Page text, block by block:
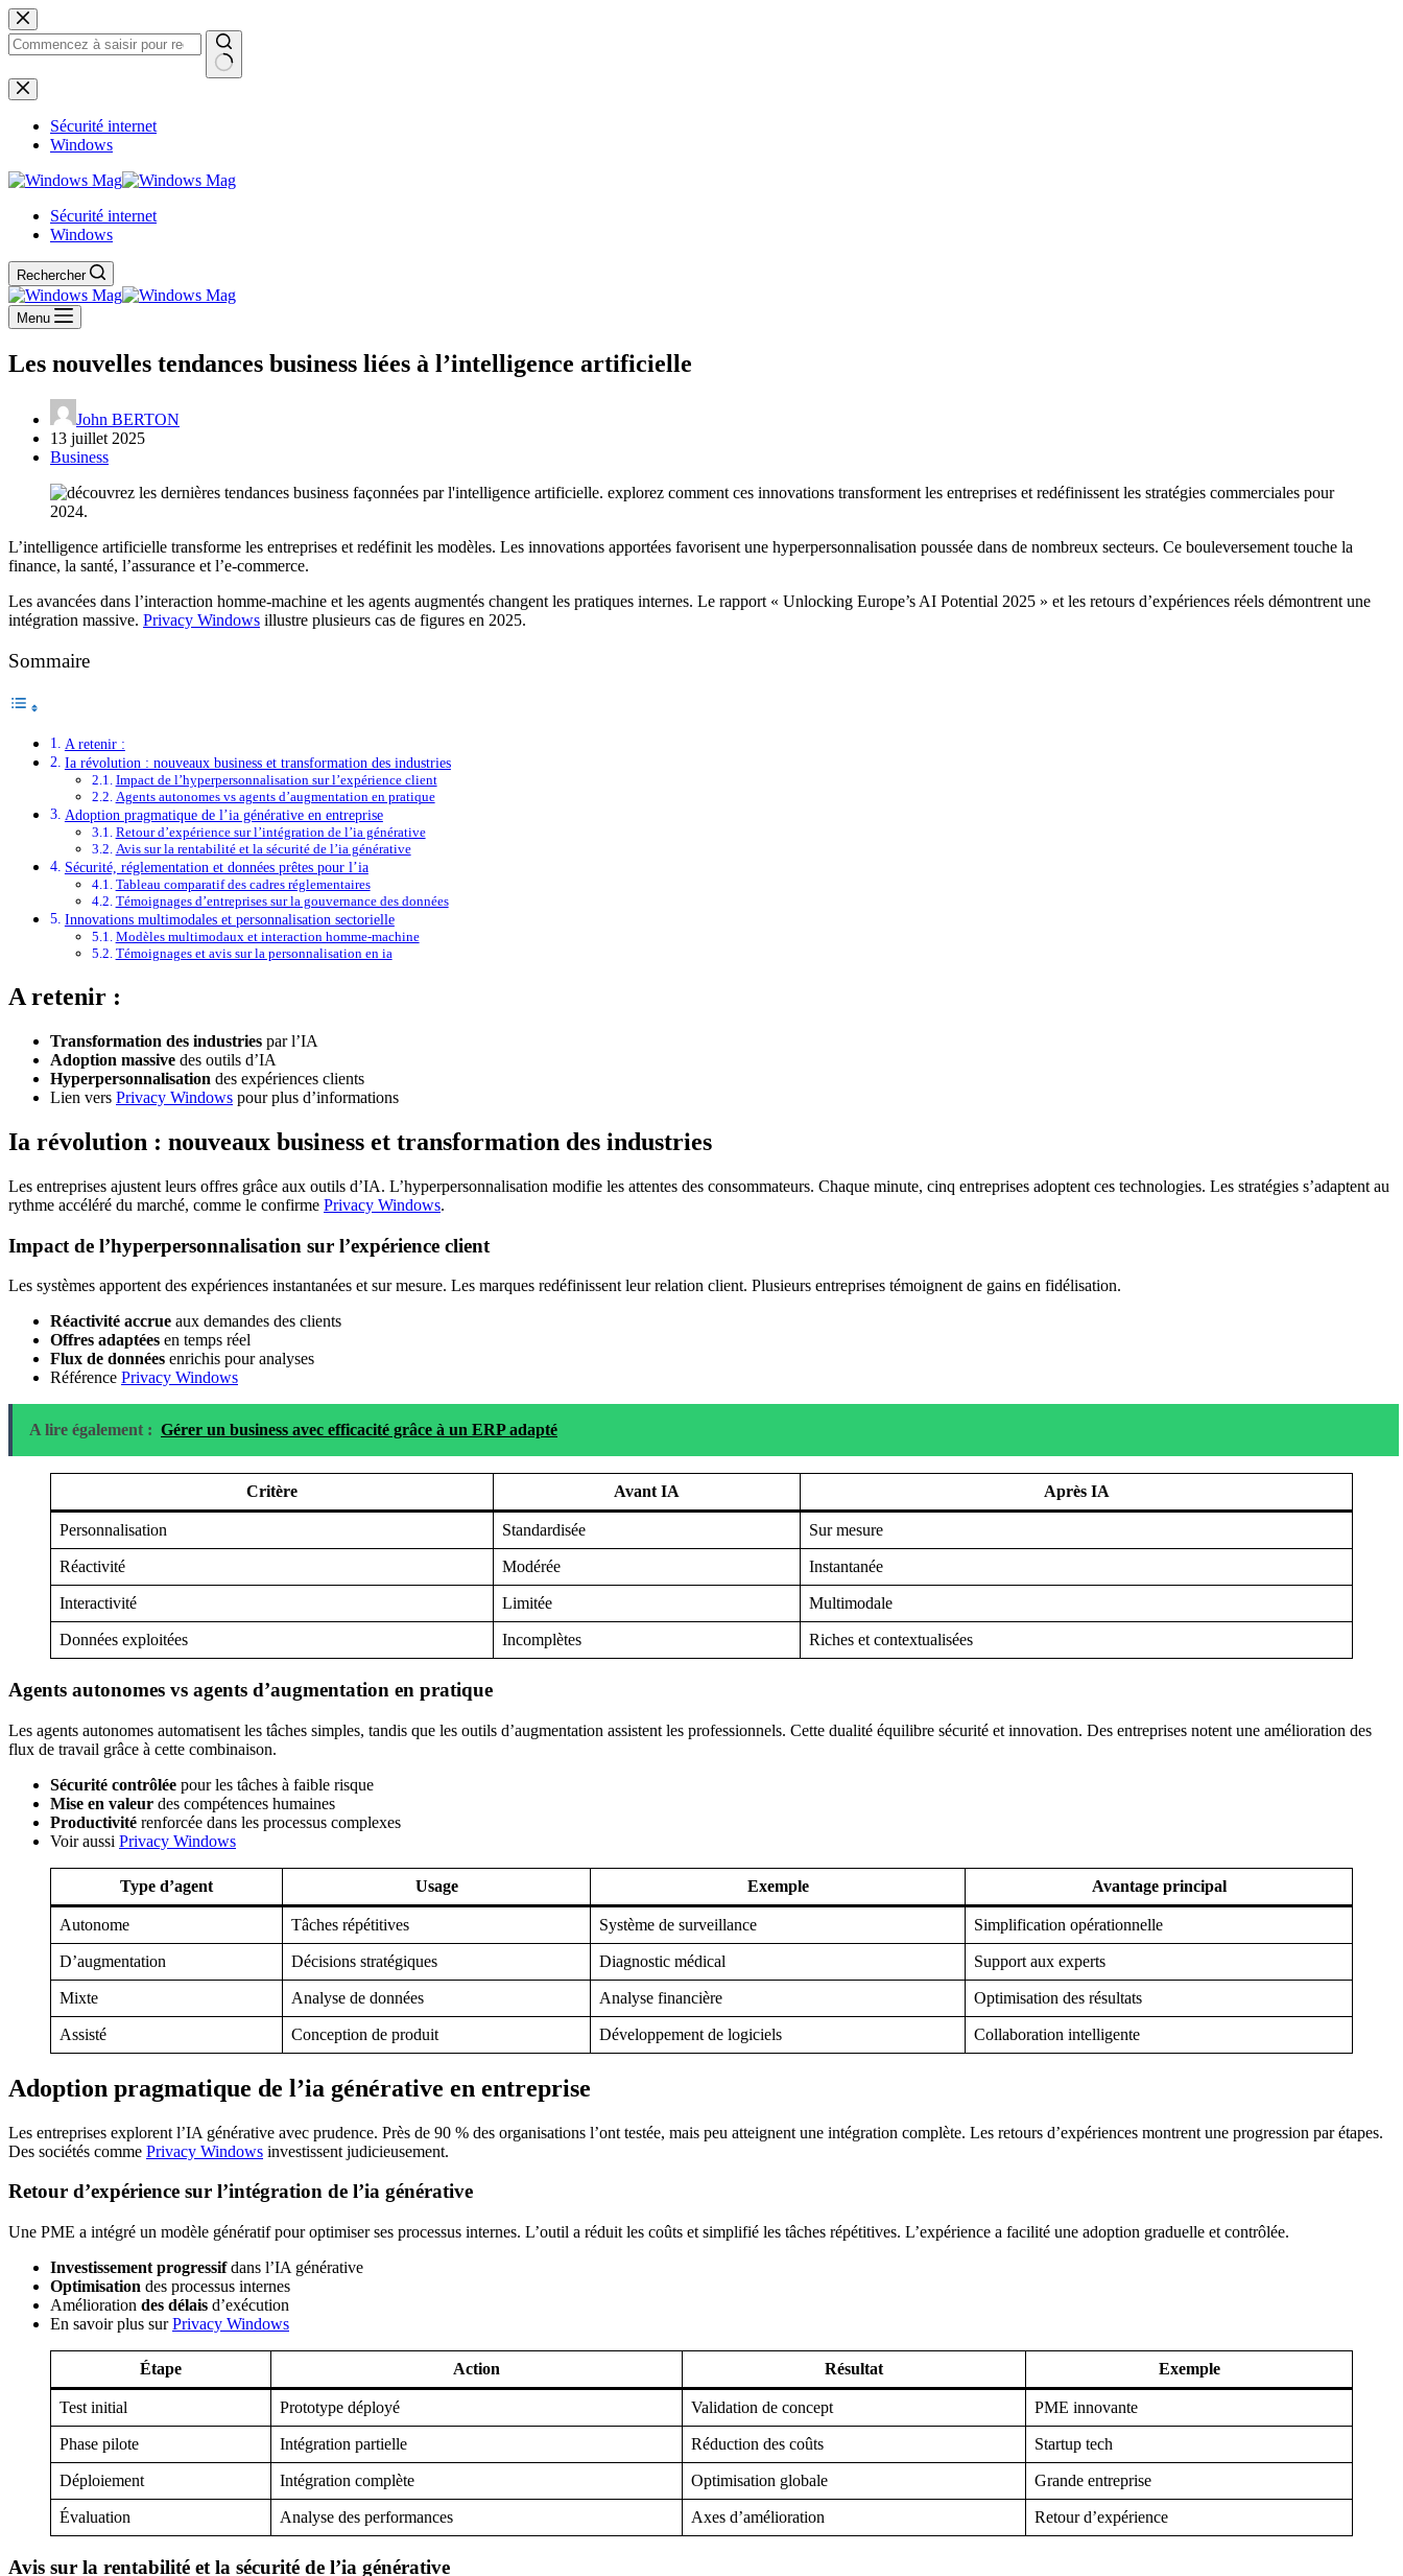
Passer
au
contenu
Aucun
résultat
Sécurité internet
Windows
Sécurité internet
Windows
Rechercher
Menu
Les nouvelles tendances business liées à l’intelligence artificielle
John BERTON
13 juillet 2025
Business
L’intelligence artificielle transforme les entreprises et redéfinit les modèles. Les innovations apportées favorisent une hyperpersonnalisation poussée dans de nombreux secteurs. Ce bouleversement touche la
finance, la santé, l’assurance et l’e-commerce.
Les avancées dans l’interaction homme-machine et les agents augmentés changent les pratiques internes. Le rapport « Unlocking Europe’s AI Potential 2025 » et les retours d’expériences réels démontrent une
intégration massive. Privacy Windows illustre plusieurs cas de figures en 2025.
Sommaire
A retenir :
Ia révolution : nouveaux business et transformation des industries
Impact de l’hyperpersonnalisation sur l’expérience client
Agents autonomes vs agents d’augmentation en pratique
Adoption pragmatique de l’ia générative en entreprise
Retour d’expérience sur l’intégration de l’ia générative
Avis sur la rentabilité et la sécurité de l’ia générative
Sécurité, réglementation et données prêtes pour l’ia
Tableau comparatif des cadres réglementaires
Témoignages d’entreprises sur la gouvernance des données
Innovations multimodales et personnalisation sectorielle
Modèles multimodaux et interaction homme-machine
Témoignages et avis sur la personnalisation en ia
A retenir :
Transformation des industries par l’IA
Adoption massive des outils d’IA
Hyperpersonnalisation des expériences clients
Lien vers Privacy Windows pour plus d’informations
Ia révolution : nouveaux business et transformation des industries
Les entreprises ajustent leurs offres grâce aux outils d’IA. L’hyperpersonnalisation modifie les attentes des consommateurs. Chaque minute, cinq entreprises adoptent ces technologies. Les stratégies s’adaptent au
rythme accéléré du marché, comme le confirme Privacy Windows.
Impact de l’hyperpersonnalisation sur l’expérience client
Les systèmes apportent des expériences instantanées et sur mesure. Les marques redéfinissent leur relation client. Plusieurs entreprises témoignent de gains en fidélisation.
Réactivité accrue aux demandes des clients
Offres adaptées en temps réel
Flux de données enrichis pour analyses
Référence Privacy Windows
A lire également : Gérer un business avec efficacité grâce à un ERP adapté
Critère Avant IA Après IA
Personnalisation Standardisée Sur mesure
Réactivité Modérée Instantanée
Interactivité Limitée Multimodale
Données exploitées Incomplètes Riches et contextualisées
Agents autonomes vs agents d’augmentation en pratique
Les agents autonomes automatisent les tâches simples, tandis que les outils d’augmentation assistent les professionnels. Cette dualité équilibre sécurité et innovation. Des entreprises notent une amélioration des
flux de travail grâce à cette combinaison.
Sécurité contrôlée pour les tâches à faible risque
Mise en valeur des compétences humaines
Productivité renforcée dans les processus complexes
Voir aussi Privacy Windows
Type d’agent Usage Exemple Avantage principal
Autonome Tâches répétitives Système de surveillance Simplification opérationnelle
D’augmentation Décisions stratégiques Diagnostic médical Support aux experts
Mixte Analyse de données Analyse financière Optimisation des résultats
Assisté Conception de produit Développement de logiciels Collaboration intelligente
Adoption pragmatique de l’ia générative en entreprise
Les entreprises explorent l’IA générative avec prudence. Près de 90 % des organisations l’ont testée, mais peu atteignent une intégration complète. Les retours d’expériences montrent une progression par étapes.
Des sociétés comme Privacy Windows investissent judicieusement.
Retour d’expérience sur l’intégration de l’ia générative
Une PME a intégré un modèle génératif pour optimiser ses processus internes. L’outil a réduit les coûts et simplifié les tâches répétitives. L’expérience a facilité une adoption graduelle et contrôlée.
Investissement progressifdans l’IA générative
Optimisation des processus internes
Amélioration des délais d’exécution
En savoir plus surPrivacy Windows
Étape Action Résultat Exemple
Test initial Prototype déployé Validation de concept PME innovante
Phase pilote Intégration partielle Réduction des coûts Startup tech
Déploiement Intégration complète Optimisation globale Grande entreprise
Évaluation Analyse des performances Axes d’amélioration Retour d’expérience
Avis sur la rentabilité et la sécurité de l’ia générative